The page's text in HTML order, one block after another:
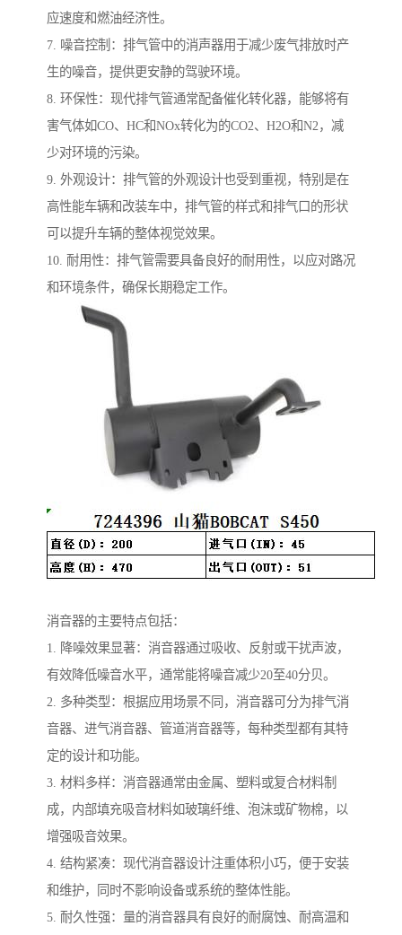
应速度和燃油经济性。
7. 噪音控制：排气管中的消声器用于减少废气排放时产
生的噪音，提供更安静的驾驶环境。
8. 环保性：现代排气管通常配备催化转化器，能够将有
害气体如CO、HC和NOx转化为的CO2、H2O和N2，减
少对环境的污染。
9. 外观设计：排气管的外观设计也受到重视，特别是在
高性能车辆和改装车中，排气管的样式和排气口的形状
可以提升车辆的整体视觉效果。
10. 耐用性：排气管需要具备良好的耐用性，以应对路况
和环境条件，确保长期稳定工作。
消音器的主要特点包括：
1. 降噪效果显著：消音器通过吸收、反射或干扰声波，
有效降低噪音水平，通常能将噪音减少20至40分贝。
2. 多种类型：根据应用场景不同，消音器可分为排气消
音器、进气消音器、管道消音器等，每种类型都有其特
定的设计和功能。
3. 材料多样：消音器通常由金属、塑料或复合材料制
成，内部填充吸音材料如玻璃纤维、泡沫或矿物棉，以
增强吸音效果。
4. 结构紧凑：现代消音器设计注重体积小巧，便于安装
和维护，同时不影响设备或系统的整体性能。
5. 耐久性强：量的消音器具有良好的耐腐蚀、耐高温和